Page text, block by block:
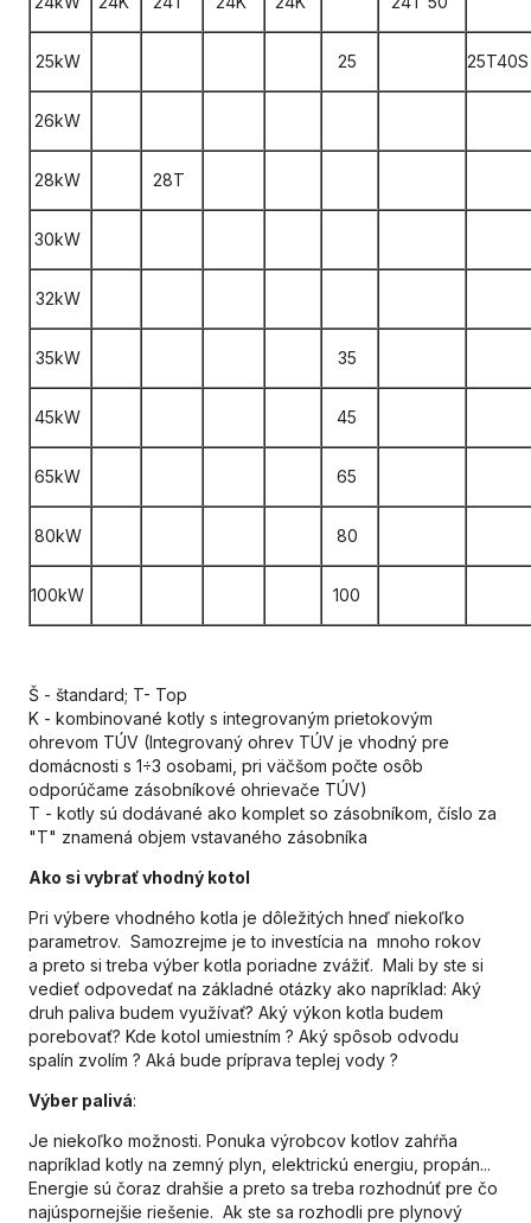
25kW 25 25T40S
26kW
28kW 28T
30kW
32kW
35kW 35
45kW 45
65kW 65
80kW 80
100kW 100
Š - štandard; T- Top
K - kombinované kotly s integrovaným prietokovým
ohrevom TÚV (Integrovaný ohrev TÚV je vhodný pre
domácnosti s 1÷3 osobami, pri väčšom počte osôb
odporúčame zásobníkové ohrievače TÚV)
T - kotly sú dodávané ako komplet so zásobníkom, číslo za
"T" znamená objem vstavaného zásobníka
Ako si vybrať vhodný kotol
Pri výbere vhodného kotla je dôležitých hneď niekoľko
parametrov. Samozrejme je to investícia na mnoho rokov
a preto si treba výber kotla poriadne zvážiť. Mali by ste si
vedieť odpovedať na základné otázky ako napríklad: Aký
druh paliva budem využívať? Aký výkon kotla budem
porebovať? Kde kotol umiestním ? Aký spôsob odvodu
spalín zvolím ? Aká bude príprava teplej vody ?
Výber palivá:
Je niekoľko možnosti. Ponuka výrobcov kotlov zahŕňa
napríklad kotly na zemný plyn, elektrickú energiu, propán...
Energie sú čoraz drahšie a preto sa treba rozhodnúť pre čo
najúspornejšie riešenie. Ak ste sa rozhodli pre plynový